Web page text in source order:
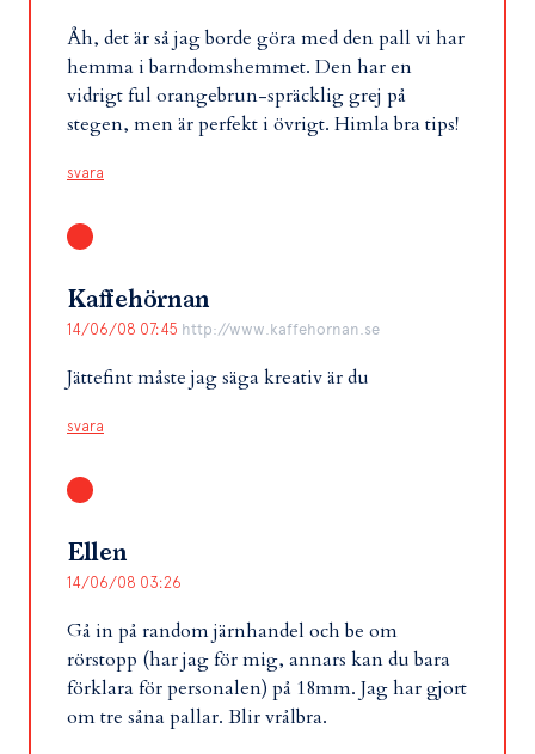
Åh, det är så jag borde göra med den pall vi har
hemma i barndomshemmet. Den har en
vidrigt ful orangebrun-spräcklig grej på
stegen, men är perfekt i övrigt. Himla bra tips!
svara
Kaffehörnan
14/06/08 07:45 http://www.kaffehornan.se
Jättefint måste jag säga kreativ är du
svara
Ellen
14/06/08 03:26
Gå in på random järnhandel och be om
rörstopp (har jag för mig, annars kan du bara
förklara för personalen) på 18mm. Jag har gjort
om tre såna pallar. Blir vrålbra.